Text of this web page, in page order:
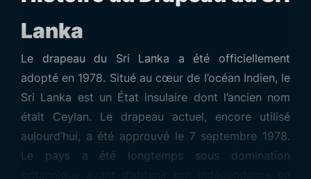
Lanka
Le drapeau du Sri Lanka a été officiellement
adopté en 1978. Situé au cœur de l’océan Indien, le
Sri Lanka est un État insulaire dont l’ancien nom
était Ceylan. Le drapeau actuel, encore utilisé
aujourd’hui, a été approuvé le 7 septembre 1978.
Le pays a été longtemps sous domination